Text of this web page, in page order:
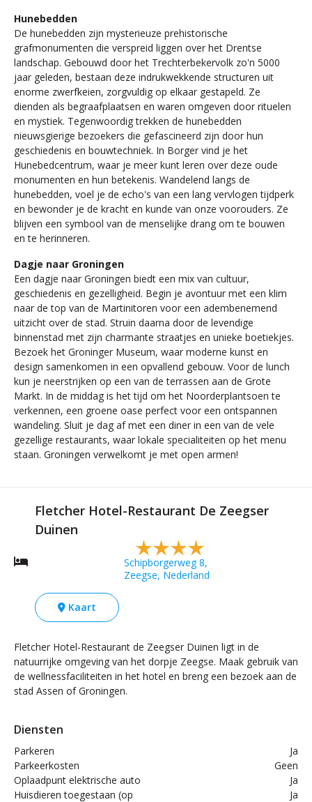
Hunebedden
De hunebedden zijn mysterieuze prehistorische
grafmonumenten die verspreid liggen over het Drentse
landschap. Gebouwd door het Trechterbekervolk zo'n 5000
jaar geleden, bestaan deze indrukwekkende structuren uit
enorme zwerfkeien, zorgvuldig op elkaar gestapeld. Ze
dienden als begraafplaatsen en waren omgeven door rituelen
en mystiek. Tegenwoordig trekken de hunebedden
nieuwsgierige bezoekers die gefascineerd zijn door hun
geschiedenis en bouwtechniek. In Borger vind je het
Hunebedcentrum, waar je meer kunt leren over deze oude
monumenten en hun betekenis. Wandelend langs de
hunebedden, voel je de echo's van een lang vervlogen tijdperk
en bewonder je de kracht en kunde van onze voorouders. Ze
blijven een symbool van de menselijke drang om te bouwen
en te herinneren.
Dagje naar Groningen
Een dagje naar Groningen biedt een mix van cultuur,
geschiedenis en gezelligheid. Begin je avontuur met een klim
naar de top van de Martinitoren voor een adembenemend
uitzicht over de stad. Struin daarna door de levendige
binnenstad met zijn charmante straatjes en unieke boetiekjes.
Bezoek het Groninger Museum, waar moderne kunst en
design samenkomen in een opvallend gebouw. Voor de lunch
kun je neerstrijken op een van de terrassen aan de Grote
Markt. In de middag is het tijd om het Noorderplantsoen te
verkennen, een groene oase perfect voor een ontspannen
wandeling. Sluit je dag af met een diner in een van de vele
gezellige restaurants, waar lokale specialiteiten op het menu
staan. Groningen verwelkomt je met open armen!
Fletcher Hotel-Restaurant De Zeegser
Duinen
Schipborgerweg 8,
Zeegse, Nederland
Kaart
Fletcher Hotel-Restaurant de Zeegser Duinen ligt in de
natuurrijke omgeving van het dorpje Zeegse. Maak gebruik van
de wellnessfaciliteiten in het hotel en breng een bezoek aan de
stad Assen of Groningen.
Diensten
Parkeren
Ja
Parkeerkosten
Geen
Oplaadpunt elektrische auto
Ja
Huisdieren toegestaan (op
Ja